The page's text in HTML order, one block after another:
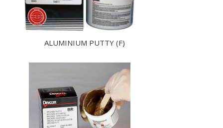
ALUMINIUM PUTTY (F)